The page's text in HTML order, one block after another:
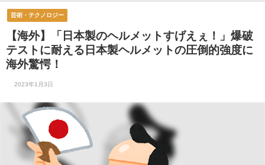
芸術・テクノロジー
【海外】「日本製のヘルメットすげえぇ！」爆破
テストに耐える日本製ヘルメットの圧倒的強度に
海外驚愕！
2023年1月3日